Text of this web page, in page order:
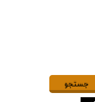
جستجو